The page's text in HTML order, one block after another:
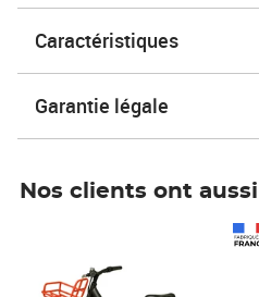
Caractéristiques
Garantie légale
Nos clients ont